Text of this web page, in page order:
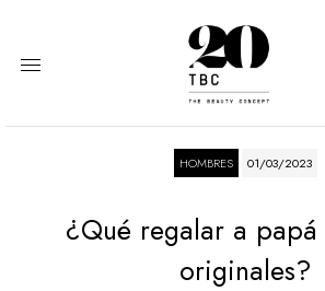
HOMBRES 01/03/2023
¿Qué regalar a
originales?